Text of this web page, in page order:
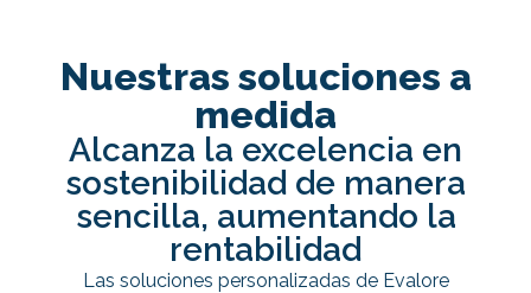
Nuestras soluciones a
medida
Alcanza la excelencia en
sostenibilidad de manera
sencilla, aumentando la
rentabilidad
Las soluciones personalizadas de Evalore